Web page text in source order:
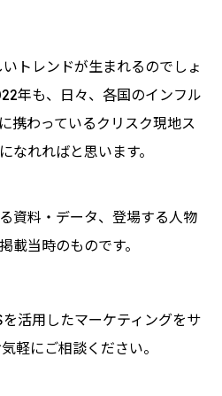
トレンドが生まれるのでしょ
年も、日々、各国のインフル
携わっているクリスク現地ス
なれればと思います。
資料・データ、登場する人物
載当時のものです。
活用したマーケティングをサ
軽にご相談ください。